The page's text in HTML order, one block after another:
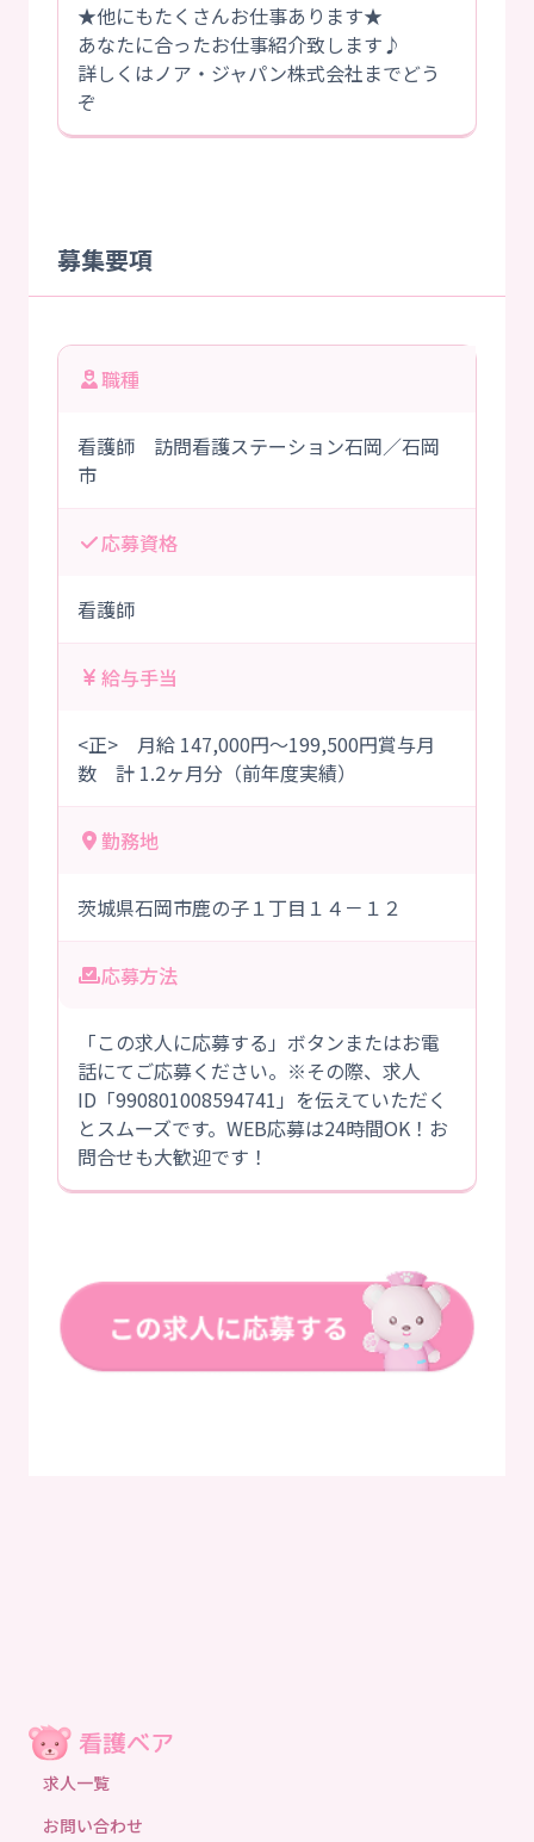
★他にもたくさんお仕事あります★
あなたに合ったお仕事紹介致します♪
詳しくはノア・ジャパン株式会社までどう
ぞ
募集要項
職種
看護師 訪問看護ステーション石岡／石岡
市
応募資格
看護師
給与手当
<正> 月給 147,000円～199,500円賞与月
数 計 1.2ヶ月分（前年度実績）
勤務地
茨城県石岡市鹿の子１丁目１４－１２
応募方法
「この求人に応募する」ボタンまたはお電
話にてご応募ください。※その際、求人
ID「990801008594741」を伝えていただく
とスムーズです。WEB応募は24時間OK！お
問合せも大歓迎です！
求人一覧
お問い合わせ